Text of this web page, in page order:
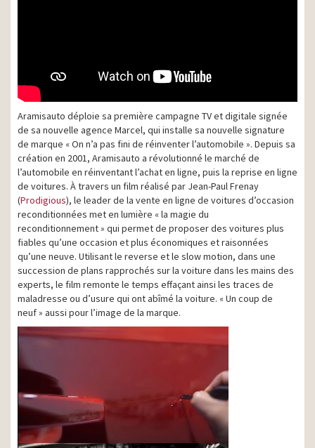
Aramisauto déploie sa première campagne TV et digitale signée
de sa nouvelle agence Marcel, qui installe sa nouvelle signature
de marque « On n’a pas fini de réinventer l’automobile ». Depuis sa
création en 2001, Aramisauto a révolutionné le marché de
l’automobile en réinventant l’achat en ligne, puis la reprise en ligne
de voitures. À travers un film réalisé par Jean-Paul Frenay
(Prodigious), le leader de la vente en ligne de voitures d’occasion
reconditionnées met en lumière « la magie du
reconditionnement » qui permet de proposer des voitures plus
fiables qu’une occasion et plus économiques et raisonnées
qu’une neuve. Utilisant le reverse et le slow motion, dans une
succession de plans rapprochés sur la voiture dans les mains des
experts, le film remonte le temps effaçant ainsi les traces de
maladresse ou d’usure qui ont abîmé la voiture. « Un coup de
neuf » aussi pour l’image de la marque.